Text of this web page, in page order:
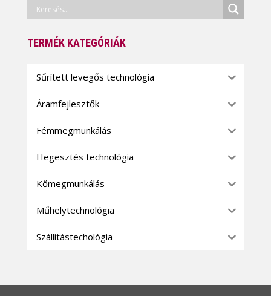
TERMÉK KATEGÓRIÁK
Sűrített levegős technológia
Áramfejlesztők
Fémmegmunkálás
Hegesztés technológia
Kőmegmunkálás
Műhelytechnológia
Szállítástechológia